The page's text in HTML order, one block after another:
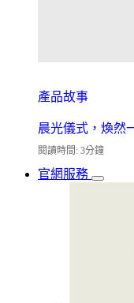
產品故事
晨光儀式，煥然
閱讀時間: 3分鐘
官網服務